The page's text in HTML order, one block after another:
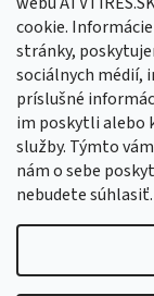
cookie.
stránky,
sociálnych médií,
príslušné
im poskytli alebo
služby. Týmto
nám o sebe
nebudete súhlasiť.
PRIHLÁSIŤ SA